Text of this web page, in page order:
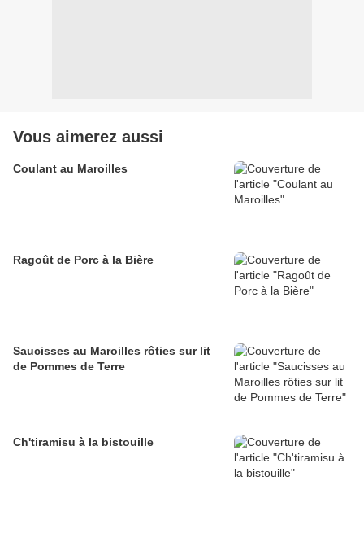
Vous aimerez aussi
Coulant au Maroilles
Ragoût de Porc à la Bière
Saucisses au Maroilles rôties sur lit
de Pommes de Terre
Ch'tiramisu à la bistouille